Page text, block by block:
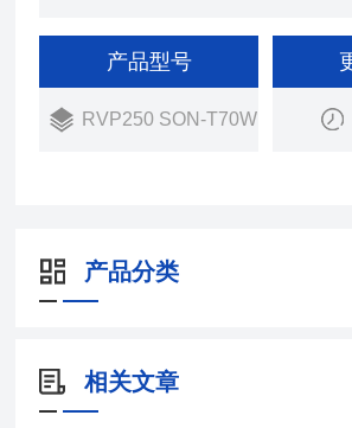
灯具通过防尘/防尘/防腐蚀等级的严
产品型号
RVP250 SON-T70W
产品分类
相关文章